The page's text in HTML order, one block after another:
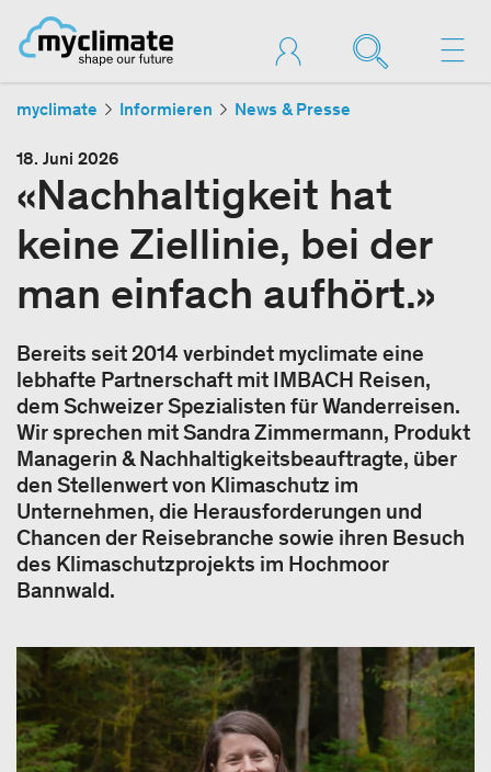
myclimate Informieren News & Presse
18. Juni 2026
«Nachhaltigkeit hat
keine Ziellinie, bei der
man einfach aufhört.»
Bereits seit 2014 verbindet myclimate eine
lebhafte Partnerschaft mit IMBACH Reisen,
dem Schweizer Spezialisten für Wanderreisen.
Wir sprechen mit Sandra Zimmermann, Produkt
Managerin & Nachhaltigkeitsbeauftragte, über
den Stellenwert von Klimaschutz im
Unternehmen, die Herausforderungen und
Chancen der Reisebranche sowie ihren Besuch
des Klimaschutzprojekts im Hochmoor
Bannwald.